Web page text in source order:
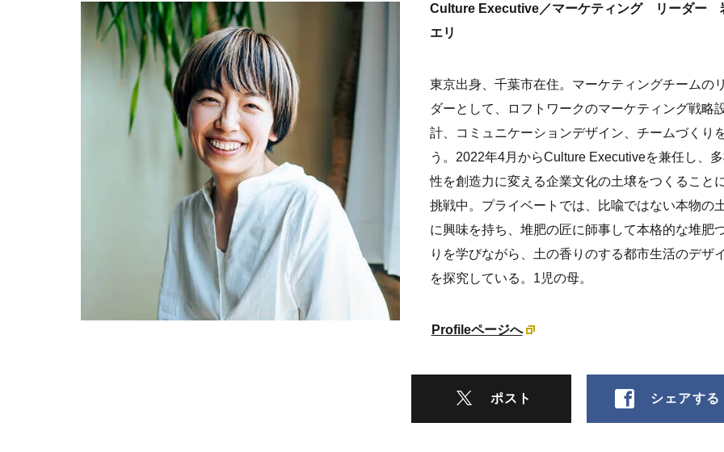
Culture Executive／マーケティング リーダー
エリ
東京出身、千葉市在住。マーケティングチームの
ダーとして、ロフトワークのマーケティング戦略
計、コミュニケーションデザイン、チームづくり
う。2022年4月からCulture Executiveを兼任し、
性を創造力に変える企業文化の土壌をつくること
挑戦中。プライベートでは、比喩ではない本物の
に興味を持ち、堆肥の匠に師事して本格的な堆肥
りを学びながら、土の香りのする都市生活のデザ
を探究している。1児の母。
Profileページへ
ポスト シェアする